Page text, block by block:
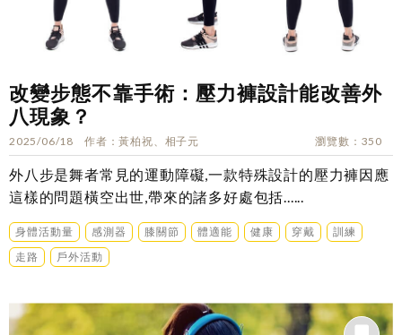
改變步態不靠手術：壓力褲設計能改善外
八現象？
2025/06/18 作者 黃柏祝、相子元 瀏覽數 350
外八步是舞者常見的運動障礙,一款特殊設計的壓力褲因應
這樣的問題橫空出世,帶來的諸多好處包括......
身體活動量 感測器 膝關節 體適能 健康 穿戴
訓練
走路
戶外活動